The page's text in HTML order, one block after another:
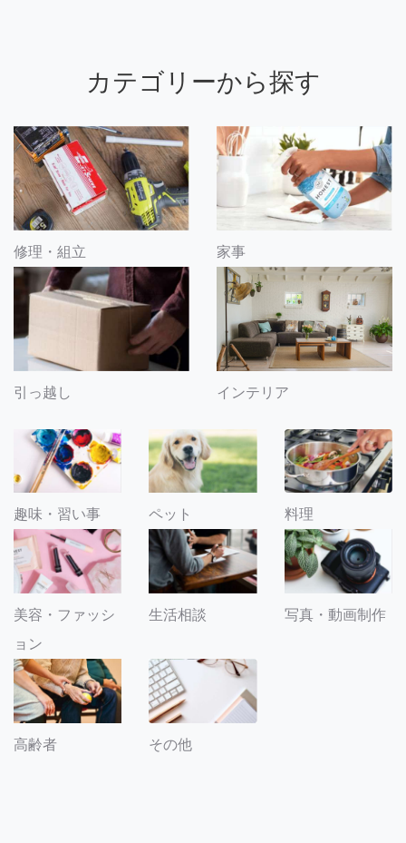
カテゴリーから探す
修理・組立 家事
引っ越し インテリア
趣味・習い事 ペット 料理
美容・ファッシ
ョン
生活相談 写真・動画制作
高齢者 その他